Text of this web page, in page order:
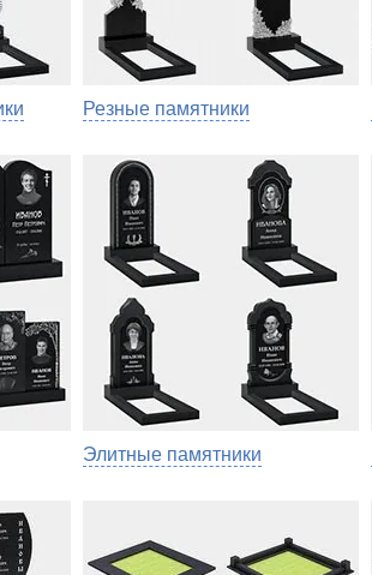
Резные памятники
Элитные памятники